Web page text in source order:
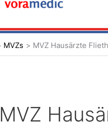
MVZs MVZ Hausärzte
MVZ